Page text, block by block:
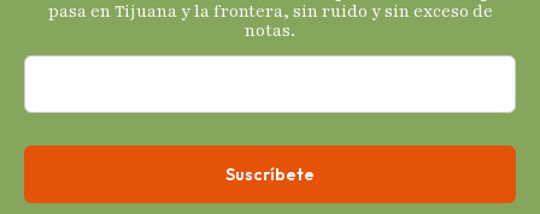
pasa en Tijuana y la frontera, sin ruido y sin exceso de
notas.